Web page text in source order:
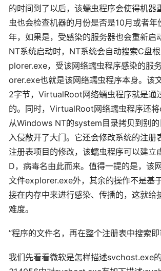
的时间到了以后，该蠕虫程序会使得机器
虫也会检查机器的月份是否是10月或者
年，如果是，受感染的服务器也会重新启
NT系统启动时，NT系统会自动搜索C盘
plorer.exe，受该网络蠕虫程序感染的服
orer.exe也就是该网络蠕虫程序本身。该
2字节，VirtualRoot网络蠕虫程序就是通
的。同时，VirtualRoot网络蠕虫程序还
从Windows NT的system目录拷贝到别的
入侵敞开了大门。它还会修改系统的注册
注册表项目的修改，该蠕虫程序可以建立
D，病毒名由此而来。值得一提的是，该
文件explorer.exe外，其余的操作不是基
接在内存中来进行感染、传播的，这就给
难度。
”程序的文件名，再在整个注册表中搜索即
我们先看看微软是怎样描述svchost.exe